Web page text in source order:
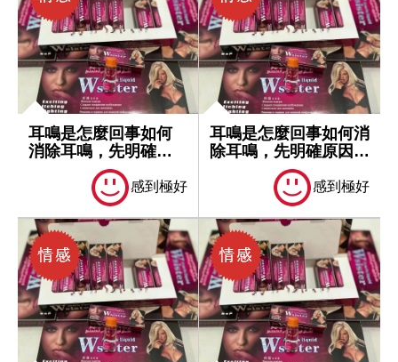
耳鳴是怎麼回事如何
消除耳鳴，先明確原
感到極好
耳鳴是怎麼回事如何消
除耳鳴，先明確原因再
感到極好